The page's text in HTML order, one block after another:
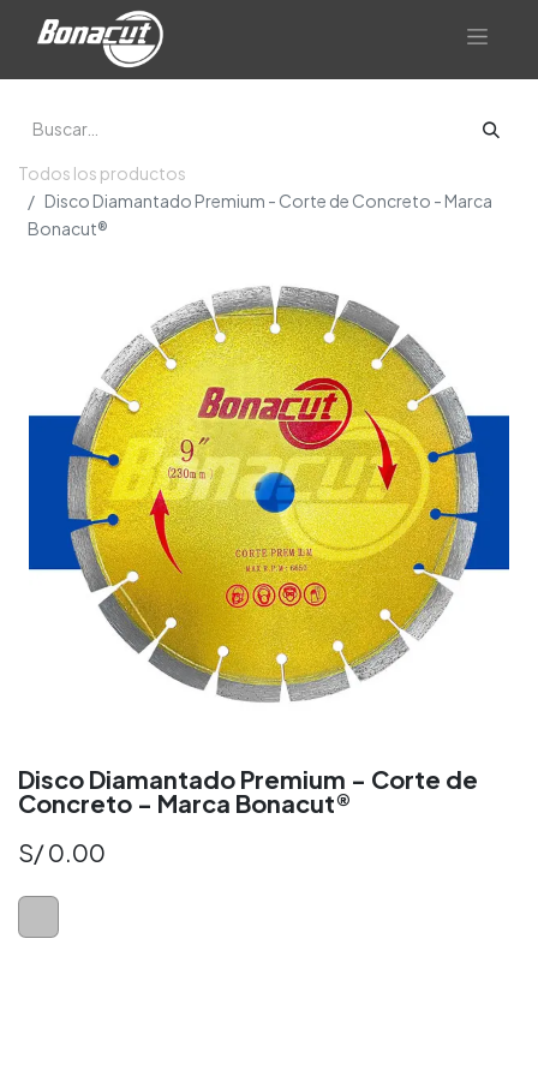
Todos los productos
Disco Diamantado Premium - Corte de Concreto - Marca
Bonacut®
Disco Diamantado Premium - Corte de
Concreto - Marca Bonacut®
S/0.00